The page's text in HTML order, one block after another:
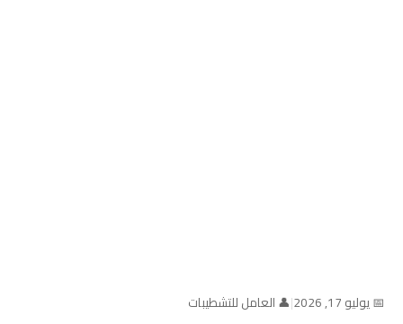
📅 يوليو 17, 2026 |👤 العامل للتشطيبات